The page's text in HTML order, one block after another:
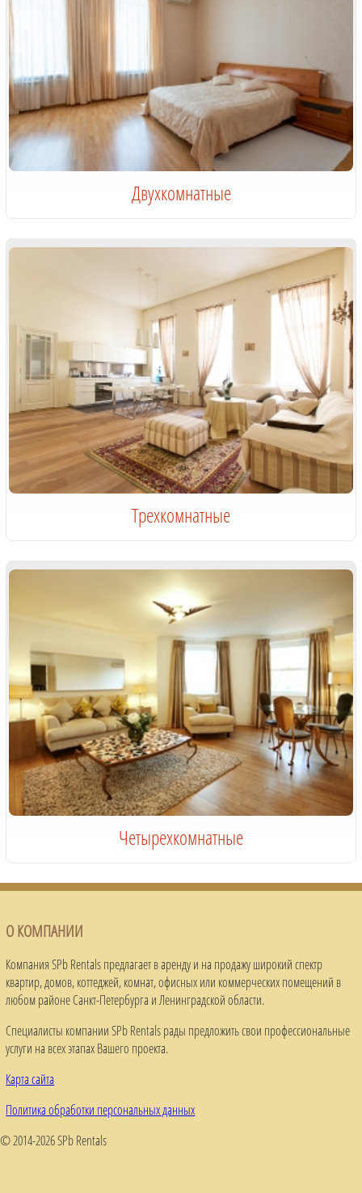
Двухкомнатные
Трехкомнатные
Четырехкомнатные
О КОМПАНИИ
Компания SPb Rentals предлагает в аренду и на продажу широкий спектр
квартир, домов, коттеджей, комнат, офисных или коммерческих помещений в
любом районе Санкт-Петербурга и Ленинградской области.
Специалисты компании SPb Rentals рады предложить свои профессиональные
услуги на всех этапах Вашего проекта.
Карта сайта
Политика обработки персональных данных
© 2014-2026 SPb Rentals